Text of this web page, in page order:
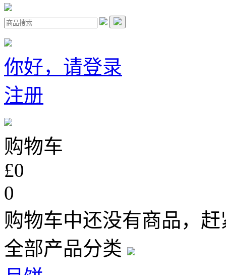
你好，请登录
注册
购物车
£0
0
购物车中还没有商品，
全部产品分类